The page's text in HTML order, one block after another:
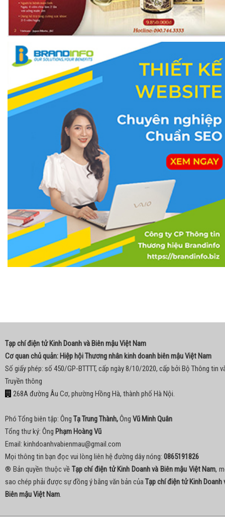
Tạp chí điện tử Kinh Doanh và Biên mậu Việt Nam
Cơ quan chủ quản: Hiệp hội Thương nhân kinh doanh biên mậu Việt Nam
Số giấy phép: số 450/GP-BTTTT, cấp ngày 8/10/2020, cấp bởi Bộ Thông tin
Truyền thông
268A đường Âu Cơ, phường Hồng Hà, thành phố Hà Nội.
Phó Tổng biên tập: Ông Tạ Trung Thành,Ông Vũ Minh Quân
Tổng thư ký: Ông Phạm Hoàng Vũ
Email: kinhdoanhvabienmau@gmail.com
Mọi thông tin bạn đọc vui lòng liên hệ đường dây nóng: 0865191826
® Bản quyền thuộc về Tạp chí điện tử Kinh Doanh và Biên mậu Việt Nam,
sao chép phải được sự đồng ý bằng văn bản củaTạp chí điện tử Kinh Doanh
Biên mậu Việt Nam.